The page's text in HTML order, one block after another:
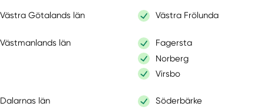
Västra Götalands län Västra Frölunda
Västmanlands län
Fagersta
Norberg
Virsbo
Dalarnas län
Söderbärke